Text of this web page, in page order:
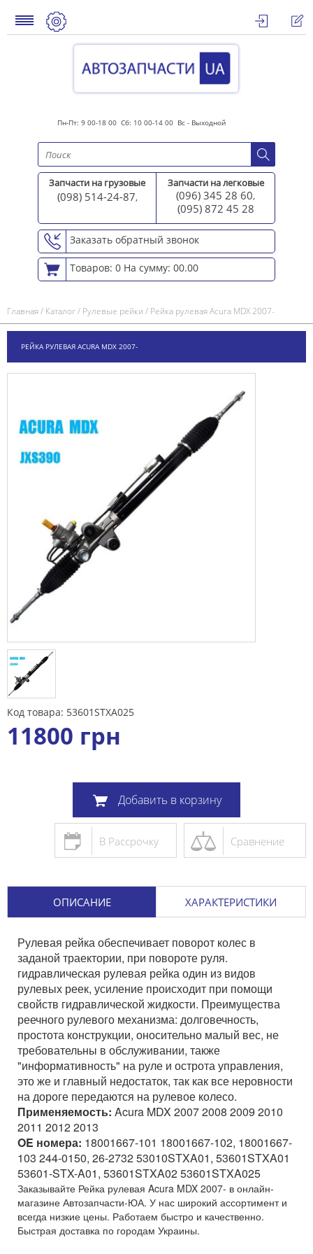
Пн-Пт: 9 00-18 00 Сб: 10 00-14 00 Вс - Выходной
Запчасти на грузовые
(098) 514-24-87,
Запчасти на легковые
(096) 345 28 60,
(095) 872 45 28
Заказать обратный звонок
Товаров: 0 На сумму: 00.00
Главная/ Каталог/ Рулевые рейки / Рейка рулевая Acura MDX 2007-
РЕЙКА РУЛЕВАЯ ACURA MDX 2007-
Код товара: 53601STXA025
11800 грн
Добавить в корзину
Сравнение
В Рассрочку
ОПИСАНИЕ ХАРАКТЕРИСТИКИ
Рулевая рейка обеспечивает поворот колес в
заданой траектории, при повороте руля.
гидравлическая рулевая рейка один из видов
рулевых реек, усиление происходит при помощи
свойств гидравлической жидкости. Преимущества
реечного рулевого механизма: долговечность,
простота конструкции, оносительно малый вес, не
требовательны в обслуживании, также
"информативность" на руле и острота управления,
это же и главный недостаток, так как все неровности
на дороге передаются на рулевое колесо.
Применяемость: Acura MDX 2007 2008 2009 2010
2011 2012 2013
OE номера: 18001667-101 18001667-102, 18001667-
103 244-0150, 26-2732 53010STXA01, 53601STXA01
53601-STX-A01, 53601STXA02 53601STXA025
Заказывайте Рейка рулевая Acura MDX 2007- в онлайн-
магазине Автозапчасти-ЮА. У нас широкий ассортимент и
всегда низкие цены. Работаем быстро и качественно.
Быстрая доставка по городам Украины.